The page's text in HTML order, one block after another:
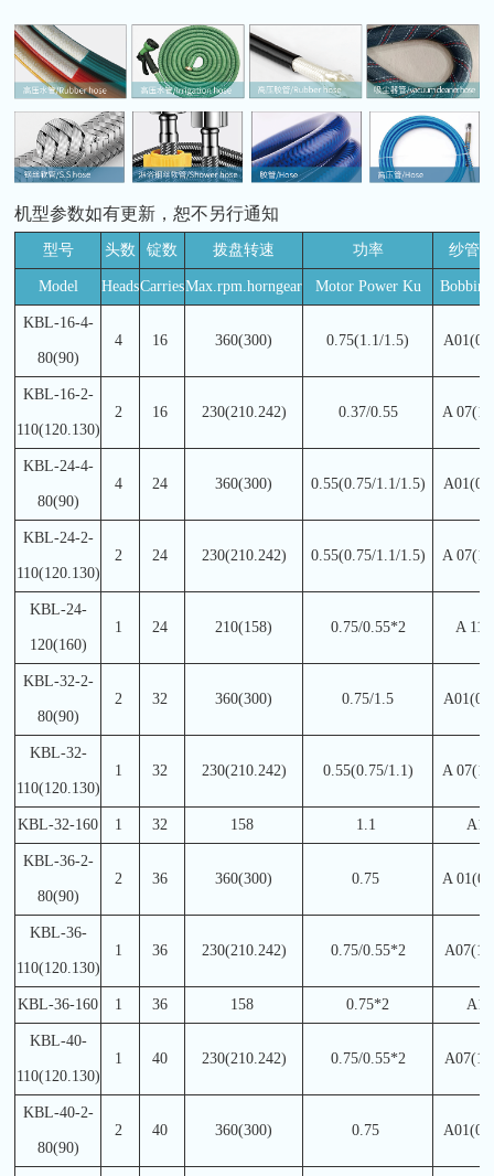
机型参数如有更新，恕不另行通知
型号 头数 锭数 拨盘转速 功率 纱管
Model HeadsCarriesMax.rpm.horngear Motor Power Ku Bobbin
KBL-16-4-
80(90)
4 16 360(300) 0.75(1.1/1.5)
KBL-16-2-
110(120.130)
2 16 230(210.242) 0.37/0.55 A
KBL-24-4-
80(90)
4 24 360(300) 0.55(0.75/1.1/1.5)
KBL-24-2-
110(120.130)
2 24 230(210.242) 0.55(0.75/1.1/1.5) A
KBL-24-
120(160)
1 24 210(158) 0.75/0.55*2 A 11/
KBL-32-2-
80(90)
2 32 360(300) 0.75/1.5
KBL-32-
110(120.130)
1 32 230(210.242) 0.55(0.75/1.1) A
KBL-32-160 1 32 158 1.1 A14
KBL-36-2-
80(90)
2 36 360(300) 0.75 A
KBL-36-
110(120.130)
1 36 230(210.242) 0.75/0.55*2
KBL-36-160 1 36 158 0.75*2 A14
KBL-40-
110(120.130)
1 40 230(210.242) 0.75/0.55*2
KBL-40-2-
80(90)
2 40 360(300) 0.75